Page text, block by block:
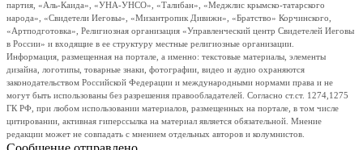
партия, «Аль-Каида», «УНА-УНСО», «Талибан», «Меджлис крымско-татарского
народа», «Свидетели Иеговы», «Мизантропик Дивижн», «Братство» Корчинского,
«Артподготовка», Религиозная организация «Управленческий центр Свидетелей Иеговы
в России» и входящие в ее структуру местные религиозные организации.
Информация, размещенная на портале, а именно: текстовые материалы, элементы
дизайна, логотипы, товарные знаки, фотографии, видео и аудио охраняются
законодательством Российской Федерации и международными нормами права и не
могут быть использованы без разрешения правообладателей. Согласно ст.ст. 1274,1275
ГК РФ, при любом использовании материалов, размещенных на портале, в том числе
цитировании, активная гиперссылка на материал является обязательной. Мнение
редакции может не совпадать с мнением отдельных авторов и колумнистов.